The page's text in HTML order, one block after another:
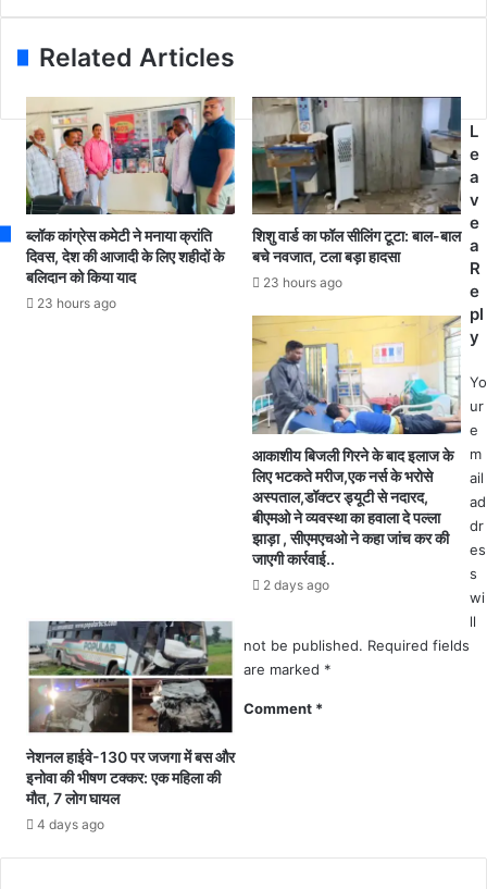
l
a
d
r
चा
र
मा
सू
मों
की
मौ
क
सा
जा
री
प
र्मू
ज्य
स
भा
के
लि
चा
कि
या
नो
नी
Related Articles
ब्लॉक कांग्रेस कमेटी ने मनाया क्रांति
दिवस, देश की आजादी के लिए शहीदों के
बलिदान को किया याद
23 hours ago
शिशु वार्ड का फॉल सीलिंग टूटा: बाल-बाल
बचे नवजात, टला बड़ा हादसा
23 hours ago
आकाशीय बिजली गिरने के बाद इलाज के
लिए भटकते मरीज,एक नर्स के भरोसे
अस्पताल,डॉक्टर ड्यूटी से नदारद,
बीएमओ ने व्यवस्था का हवाला दे पल्ला
झाड़ा , सीएमएचओ ने कहा जांच कर की
जाएगी कार्रवाई..
2 days ago
नेशनल हाईवे-130 पर जजगा में बस और
इनोवा की भीषण टक्कर: एक महिला की
मौत, 7 लोग घायल
4 days ago
L
e
a
v
e
a
R
e
pl
y
Yo
ur
e
m
ail
ad
dr
es
s
wi
ll
not be published. Required fields
are marked *
Comment *